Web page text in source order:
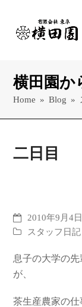
横田園か
Home » Blog »
二日目
2010年9月4日
スタッフ日記
息子の大学の
が、
茶生産農家の